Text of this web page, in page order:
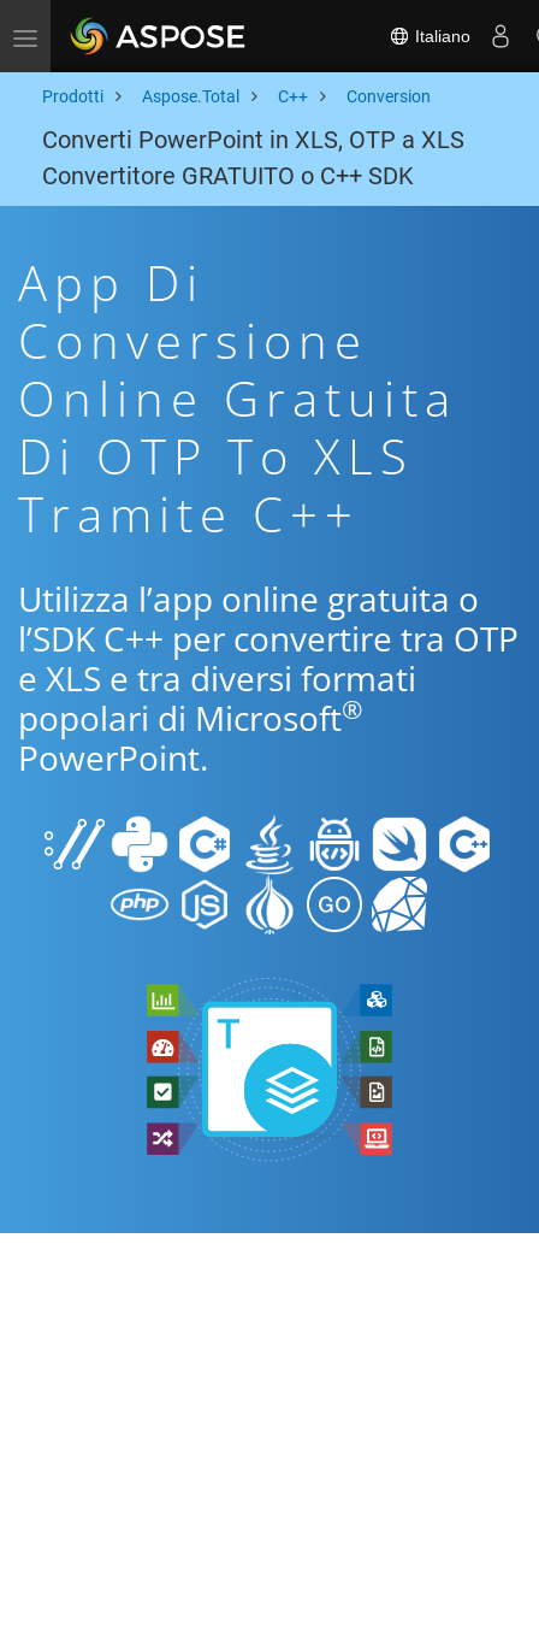
Toggle navigation Italiano
Prodotti Aspose.Total C++ Conversion
Converti PowerPoint in XLS, OTP a XLS
Convertitore GRATUITO o C++ SDK
App Di
Conversione
Online Gratuita
Di OTP To XLS
Tramite C++
Utilizza l’app online gratuita o
l’SDK C++ per convertire tra OTP
e XLS e tra diversi formati
popolari di Microsoft®
PowerPoint.